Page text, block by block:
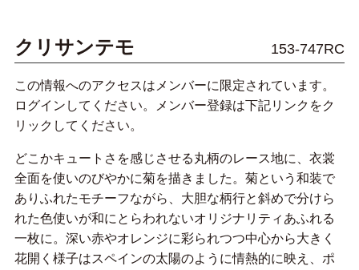
クリサンテモ 153-747RC
この情報へのアクセスはメンバーに限定されています。
ログインしてください。メンバー登録は下記リンクをク
リックしてください。
どこかキュートさを感じさせる丸柄のレース地に、衣裳
全面を使いのびやかに菊を描きました。菊という和装で
ありふれたモチーフながら、大胆な柄行と斜めで分けら
れた色使いが和にとらわれないオリジナリティあふれる
一枚に。深い赤やオレンジに彩られつつ中心から大きく
花開く様子はスペインの太陽のように情熱的に映え、ポ